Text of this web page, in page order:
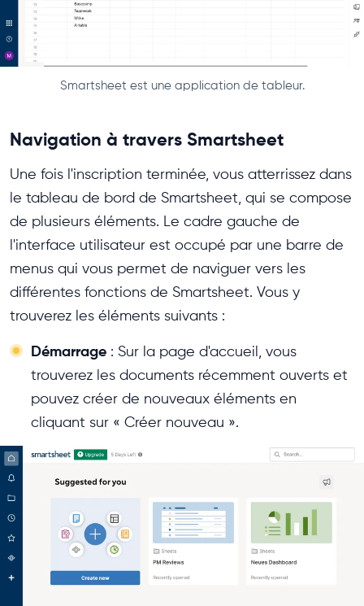
Smartsheet est une application de tableur.
Navigation à travers Smartsheet
Une fois l'inscription terminée, vous atterrissez dans
le tableau de bord de Smartsheet, qui se compose
de plusieurs éléments. Le cadre gauche de
l'interface utilisateur est occupé par une barre de
menus qui vous permet de naviguer vers les
différentes fonctions de Smartsheet. Vous y
trouverez les éléments suivants :
Démarrage : Sur la page d'accueil, vous
trouverez les documents récemment ouverts et
pouvez créer de nouveaux éléments en
cliquant sur « Créer nouveau ».